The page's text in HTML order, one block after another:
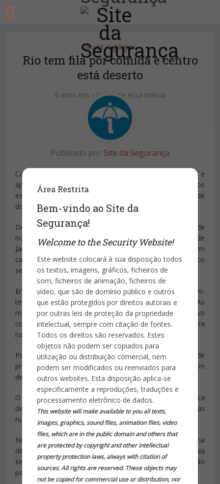
Área Restrita
Bem-vindo ao Site da
Segurança!
Welcome to the Security Website!
Este website colocará à sua disposição todos
os textos, imagens, gráficos, ficheiros de
som, ficheiros de animação, ficheiros de
vídeo, que são de domínio público e outros
que estão protegidos por direitos autorais e
por outras leis de proteção da propriedade
intelectual, sempre com citação de fontes.
Todos os direitos são reservados. Estes
objetos não podem ser copiados para
utilização ou distribuição comercial, nem
podem ser modificados ou reenviados para
outros websites. Esta disposição aplica-se
especificamente a reproduções, traduções e
processamento eletrônico de dados.
This website will make available to you all texts,
images, graphics, sound files, animation files, video
files, which are in the public domain and others that
are protected by copyright and other intellectual
property protection laws, always with citation of
sources. All rights are reserved. These objects may
not be copied for commercial use or distribution, nor
World Highlights
Rio tem fila por comida e centro
está deserto
6 anos em Comente essa notícia
Publicado por Site da Segurança
Capital vive com as ruas vazias, quase sem carros e
apenas com a circulação dos trabalhadores dos serviços
essenciais. Sem-teto se aglomeram em busca de
donativos.
Dez dias após a entrada em vigor das medidas de
isolamento, decretadas pelas autoridades do Rio de
Janeiro, a capital vive com as ruas vazias, quase sem
carros e apenas com a circulação dos trabalhadores dos
serviços essenciais.
Em vários pontos do Centro da cidade, grupos de sem-
teto se aglomeram para receber donativos e alimentos. As
medidas de confinamento para conter o contágio do novo
coronavírus mudaram radicalmente a vida de quem mora
nas ruas.
Por causa da menor circulação de pessoas e a redução de
projetos sociais, a população em situação de rua vive um
desamparo maior e tem medo da fome.
O
já tinha registrado cenas de aglomerações em busca
de comida na Lapa há uma semana e voltou a percorrer as
ruas do Centro nesta segunda-feira (30).
Nesse período, algumas iniciativas surgiram como forma
de ajudar a quem precisa em meio à pandemia. Na
semana passada, a escola de gastronomia fez doação
para 150 sem-tetos da Zona Sul.